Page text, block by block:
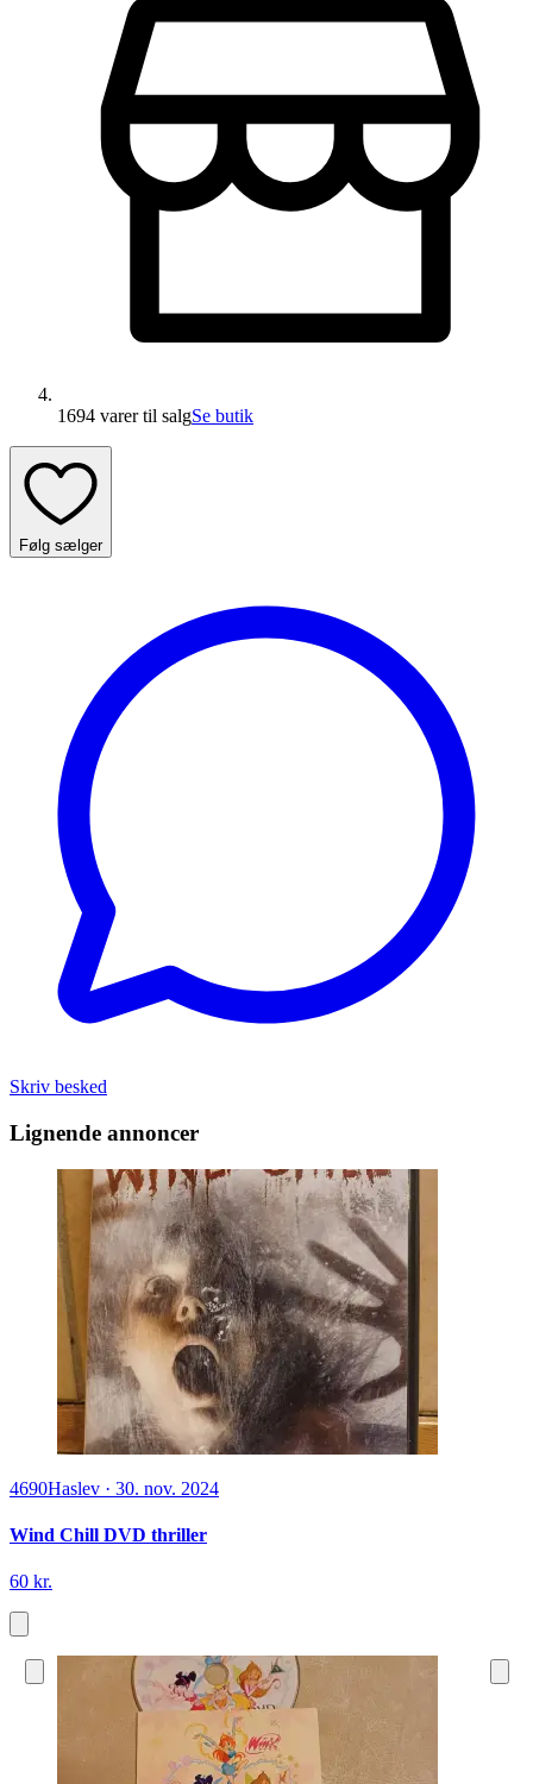
1694 varertil salgSe butik
Følg sælger
Skriv besked
Lignende annoncer
4690Haslev · 30. nov. 2024
Wind Chill DVD thriller
60 kr.